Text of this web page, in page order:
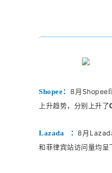
Shopee： 8月Shopee
上升趋势，分别上升了
Lazada ： 8月
和菲律宾站访问量均呈